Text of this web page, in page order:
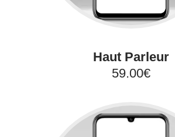
Haut Parleur
59.00€